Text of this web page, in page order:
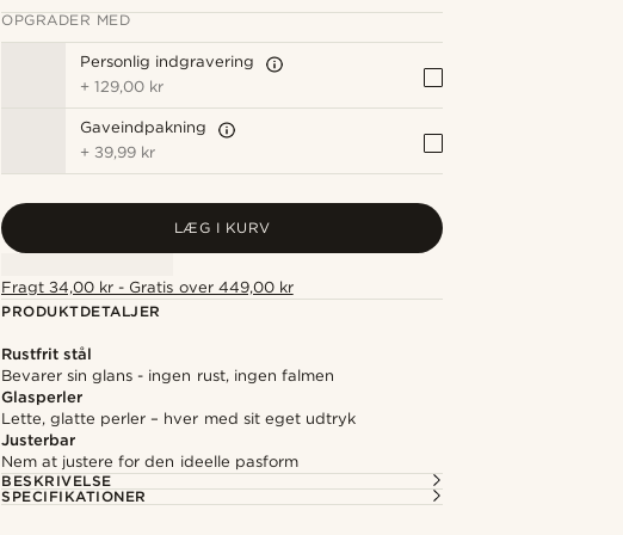
OPGRADER MED
Personlig indgravering
+129,00 kr
Gaveindpakning
+ 39,99 kr
LÆG I KURV
Fragt 34,00 kr - Gratis over 449,00 kr
PRODUKTDETALJER
Rustfrit stål
Bevarer sin glans - ingen rust, ingen falmen
Glasperler
Lette, glatte perler – hver med sit eget udtryk
Justerbar
Nem at justere for den ideelle pasform
BESKRIVELSE
SPECIFIKATIONER